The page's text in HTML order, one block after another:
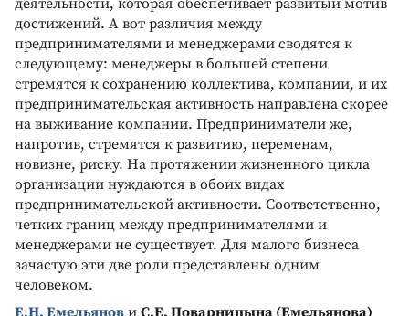
деятельности, которая обеспечивает развитый мотив
достижений. А вот различия между
предпринимателями и менеджерами сводятся к
следующему: менеджеры в большей степени
стремятся к сохранению коллектива, компании, и их
предпринимательская активность направлена скорее
на выживание компании. Предприниматели же,
напротив, стремятся к развитию, переменам,
новизне, риску. На протяжении жизненного цикла
организации нуждаются в обоих видах
предпринимательской активности. Соответственно,
четких границ между предпринимателями и
менеджерами не существует. Для малого бизнеса
зачастую эти две роли представлены одним
человеком.
Е.Н. Емельянов и С.Е. Поварницына (Емельянова)